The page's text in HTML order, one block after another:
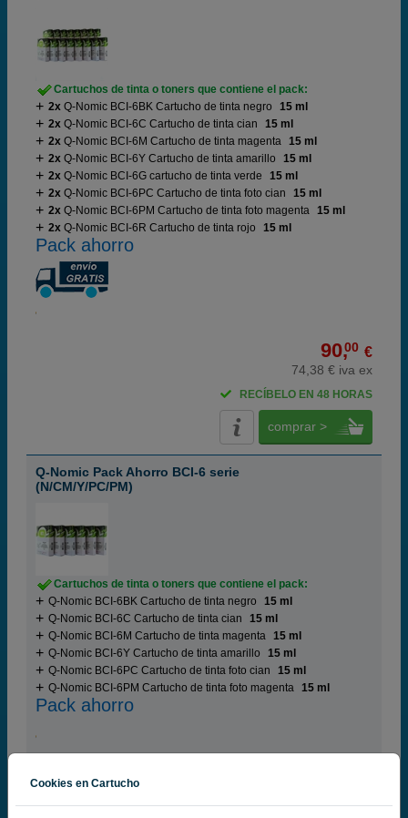
Cartuchos de tinta o toners que contiene el pack:
2x Q-Nomic BCI-6BK Cartucho de tinta negro
15 ml
2x Q-Nomic BCI-6C Cartucho de tinta cian
15 ml
2x Q-Nomic BCI-6M Cartucho de tinta magenta 15 ml
2x Q-Nomic BCI-6Y Cartucho de tinta amarillo
15 ml
2x Q-Nomic BCI-6G cartucho de tinta verde
15 ml
2x Q-Nomic BCI-6PC Cartucho de tinta foto cian
15 ml
2x Q-Nomic BCI-6PM Cartucho de tinta foto magenta 15 ml
2x Q-Nomic BCI-6R Cartucho de tinta rojo 15 ml
Pack ahorro
90,00 €
74,38 € iva ex
RECÍBELO EN 48 HORAS
comprar >
Q-Nomic Pack Ahorro BCI-6 serie
(N/CM/Y/PC/PM)
Cartuchos de tinta o toners que contiene el pack:
Q-Nomic BCI-6BK Cartucho de tinta negro
15 ml
Q-Nomic BCI-6C Cartucho de tinta cian
15 ml
Q-Nomic BCI-6M Cartucho de tinta magenta 15 ml
Q-Nomic BCI-6Y Cartucho de tinta amarillo
15 ml
Q-Nomic BCI-6PC Cartucho de tinta foto cian
15 ml
Q-Nomic BCI-6PM Cartucho de tinta foto magenta 15 ml
Pack ahorro
Cookies en Cartucho